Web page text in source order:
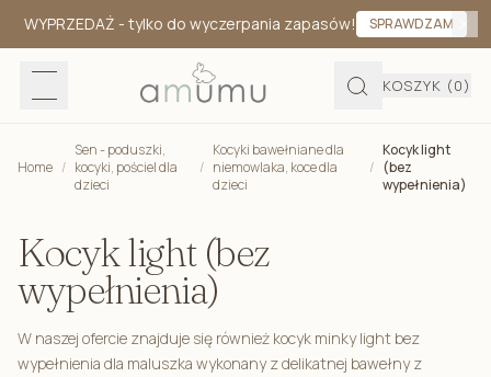
WYPRZEDAŻ - tylko do wyczerpania zapasów! SPRAWDZAM
KOSZYK (0)
Home /
Sen - poduszki,
kocyki, pościel dla
dzieci
/
Kocyki bawełniane dla
niemowlaka, koce dla
dzieci
/
Kocyk light
(bez
wypełnienia)
Kocyk light (bez
wypełnienia)
W naszej ofercie znajduje się również kocyk minky light bez
wypełnienia dla maluszka wykonany z delikatnej bawełny z